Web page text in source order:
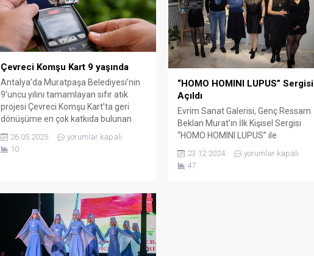
Çevreci Komşu Kart 9 yaşında
Antalya’da Muratpaşa Belediyesi’nin
9’uncu yılını tamamlayan sıfır atık
projesi Çevreci Komşu Kart’ta geri
dönüşüme en çok katkıda bulunan
Şampiyonluğunu koruyan
Konuksever’i bu kez Meltem ve
tarafından yürütülen ‘Sıfır Atık’
projesinin temelini oluşturan Çevreci
Komşu Kart, Muratpaşa Belediyesi...
26.05.2025
yorumlar kapalı
10
“HOMO HOMINI LUPUS” Sergisi
Açıldı
Evrim Sanat Galerisi, Genç Ressam
Beklan Murat’ın İlk Kişisel Sergisi
“HOMO HOMINI LUPUS” ile
Sanatseverleri Buluşturuyor! Evrim
Sanat Galerisi, genç ressam Beklan
Murat’ın ilk kişisel sergisi “HOMO
23.12.2024
yorumlar kapalı
47